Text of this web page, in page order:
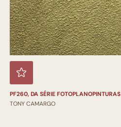
PF260, DA SÉRIE FOTOPLANOPINTURAS
TONY CAMARGO